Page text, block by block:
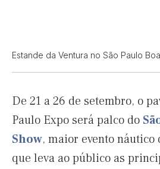
Estande da Ventura no São Paulo
De 21 a 26 de setembro, o
Paulo Expo será palco do
Show, maior evento
que leva ao público as